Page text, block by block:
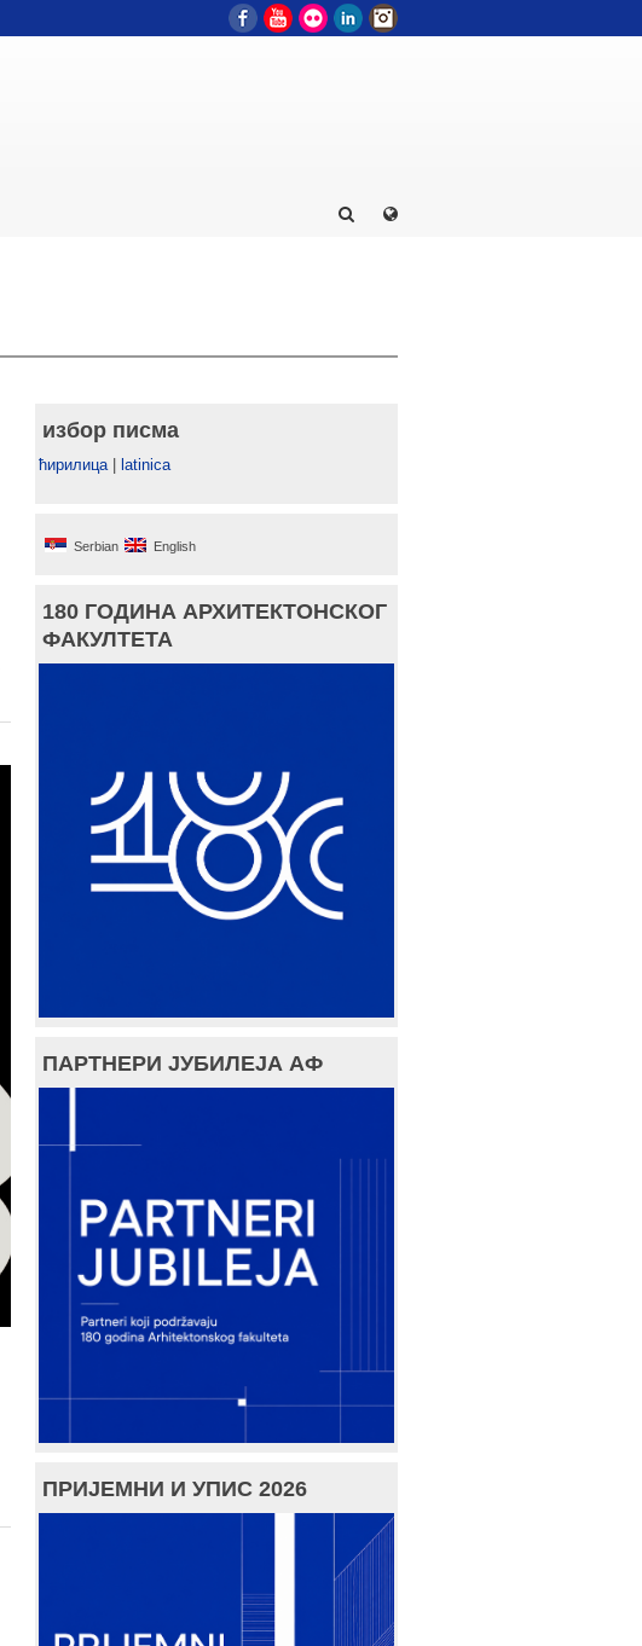
FacebookYouTube
Flickr LinkedIn
избор писма
ћирилица| latinica
Serbian English
180 ГОДИНА АРХИТЕКТОНСКОГ
ФАКУЛТЕТА
ПАРТНЕРИ ЈУБИЛЕЈА АФ
ПРИЈЕМНИ И УПИС 2026